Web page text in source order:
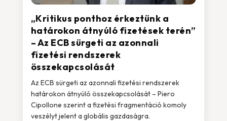
„Kritikus ponthoz érkeztünk a
határokon átnyúló fizetések terén”
– Az ECB sürgeti az azonnali
fizetési rendszerek
összekapcsolását
Az ECB sürgeti az azonnali fizetési rendszerek
határokon átnyúló összekapcsolását – Piero
Cipollone szerint a fizetési fragmentáció komoly
veszélyt jelent a globális gazdaságra.